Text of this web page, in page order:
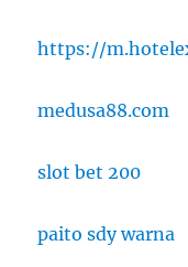
https://
medusa88.com
slot bet 200
paito sdy warna